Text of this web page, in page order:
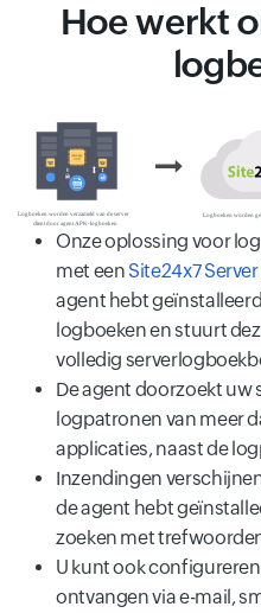
Hoe werkt
Onze oplossing voor
met een Site24x7
agent hebt
logboeken en stuurt
volledig
De agent doorzoekt uw
logpatronen van meer
applicaties, naast de
Inzendingen
de agent hebt
zoeken met
U kunt ook
ontvangen via e-mail,